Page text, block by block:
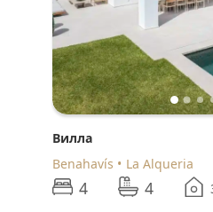
Вилла
Benahavís
La Alqueria
4 4